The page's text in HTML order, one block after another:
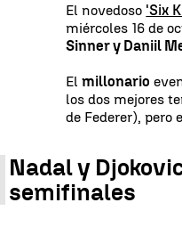
El novedoso 'Six
miércoles 16 de
Sinner y Daniil
Elmillonario
los dos mejores
de Federer), pero
Nadal y
semifinales